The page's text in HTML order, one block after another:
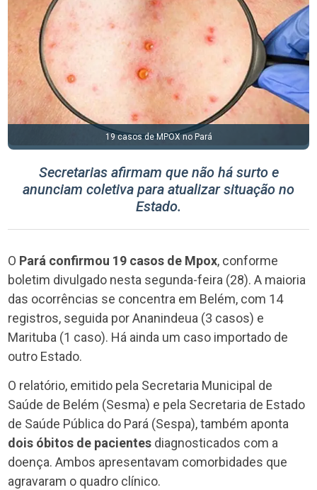
19 casos de MPOX no Pará
Secretarias afirmam que não há surto e
anunciam coletiva para atualizar situação no
Estado.
O Pará confirmou 19 casos de Mpox, conforme
boletim divulgado nesta segunda-feira (28). A maioria
das ocorrências se concentra em Belém, com 14
registros, seguida por Ananindeua (3 casos) e
Marituba (1 caso). Há ainda um caso importado de
outro Estado.
O relatório, emitido pela Secretaria Municipal de
Saúde de Belém (Sesma) e pela Secretaria de Estado
de Saúde Pública do Pará (Sespa), também aponta
dois óbitos de pacientes diagnosticados com a
doença. Ambos apresentavam comorbidades que
agravaram o quadro clínico.